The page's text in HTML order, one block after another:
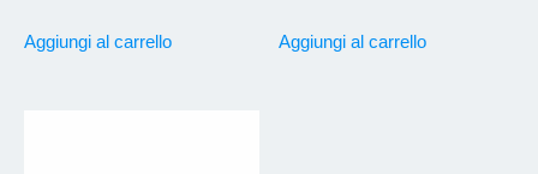
Aggiungi al carrello Aggiungi al carrello